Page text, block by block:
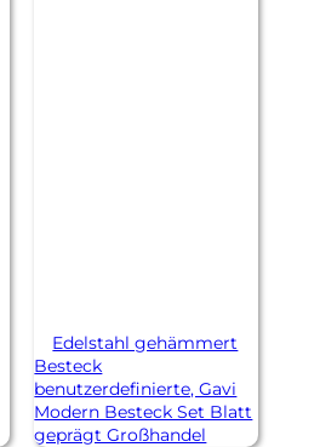
Edelstahl gehämmert
Besteck
benutzerdefinierte, Gavi
Modern Besteck Set Blatt
geprägt Großhandel